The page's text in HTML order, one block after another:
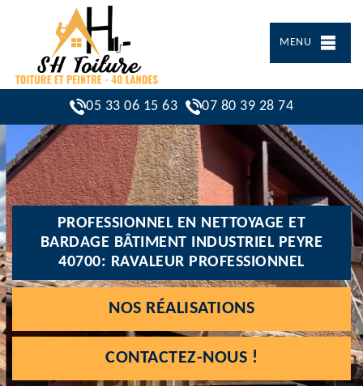
MENU
05 33 06 15 63 07 80 39 28 74
PROFESSIONNEL EN NETTOYAGE ET
BARDAGE BÂTIMENT INDUSTRIEL PEYRE
40700: RAVALEUR PROFESSIONNEL
NOS RÉALISATIONS
CONTACTEZ-NOUS !